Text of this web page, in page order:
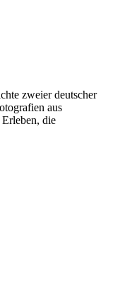
zweier deutscher
aus
die